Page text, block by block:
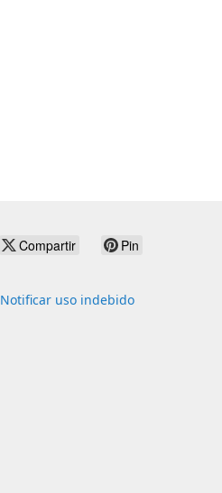
Compartir Pin
Notificar uso indebido